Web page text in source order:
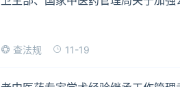
查法规 11-19